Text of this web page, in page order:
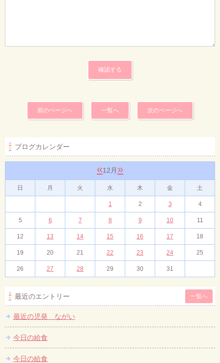
前のページへ 一覧へ 次のページへ
ブログカレンダー
«12月 »
日 月 火 水 木 金 土
1 2 3 4
5 6 7 8 9 10 11
12 13 14 15 16 17 18
19 20 21 22 23 24 25
26 27 28 29 30 31
最近のエントリー 一覧へ
最近の児発 ながい
今日の給食
今日の給食